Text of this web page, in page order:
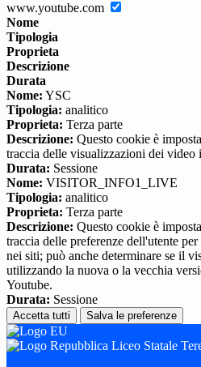
www.youtube.com
Nome
Tipologia
Proprieta
Descrizione
Durata
Nome: YSC
Tipologia: analitico
Proprieta: Terza parte
Descrizione: Questo cookie è
traccia delle visualizzazioni dei video
Durata: Sessione
Nome: VISITOR_INFO1_LIVE
Tipologia: analitico
Proprieta: Terza parte
Descrizione: Questo cookie è
traccia delle preferenze dell'utente
nei siti; può anche determinare se il
utilizzando la nuova o la vecchia
Youtube.
Durata: Sessione
Accetta tutti Salva le preferenze
Liceo Statale